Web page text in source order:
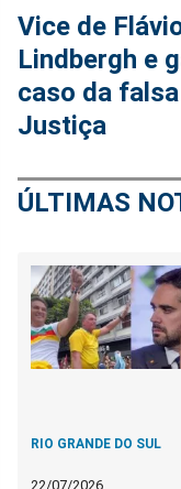
Vice de
Lindbergh e
caso da
Justiça
ÚLTIMAS
RIO GRANDE DO SUL
22/07/2026